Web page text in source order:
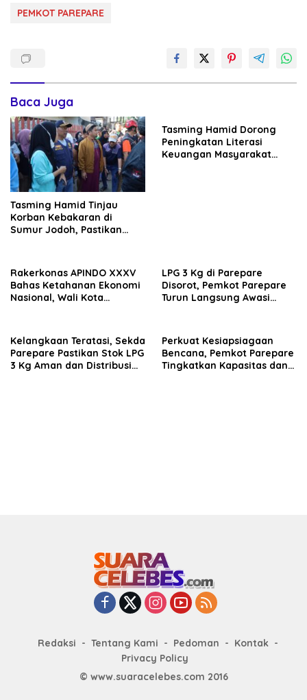
PEMKOT PAREPARE
Baca Juga
Tasming Hamid Tinjau
Korban Kebakaran di
Sumur Jodoh, Pastikan
Tasming Hamid Dorong
Peningkatan Literasi
Keuangan Masyarakat
Rakerkonas APINDO XXXV
Bahas Ketahanan Ekonomi
Nasional, Wali Kota
Usaha
LPG 3 Kg di Parepare
Disorot, Pemkot Parepare
Turun Langsung Awasi
Kelangkaan Teratasi, Sekda
Parepare Pastikan Stok LPG
3 Kg Aman dan Distribusi
Perkuat Kesiapsiagaan
Bencana, Pemkot Parepare
Tingkatkan Kapasitas dan
Redaksi Tentang Kami Pedoman
Kontak
Privacy Policy
© www.suaracelebes.com 2016